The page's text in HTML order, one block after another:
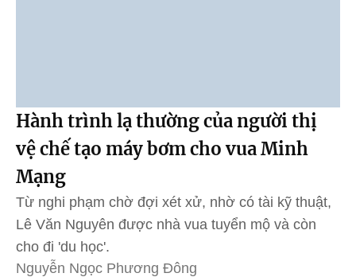
Hành trình lạ thường của người thị
vệ chế tạo máy bơm cho vua Minh
Mạng
Từ nghi phạm chờ đợi xét xử, nhờ có tài kỹ thuật,
Lê Văn Nguyên được nhà vua tuyển mộ và còn
cho đi 'du học'.
Nguyễn Ngọc Phương Đông